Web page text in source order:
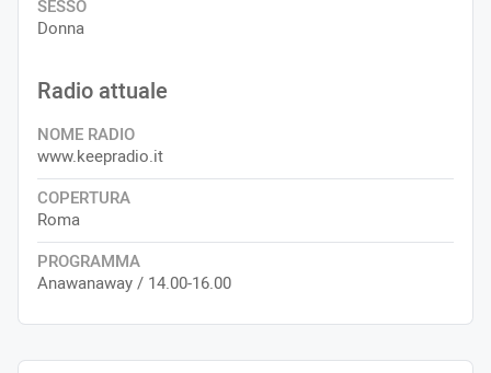
SESSO
Donna
Radio attuale
NOME RADIO
www.keepradio.it
COPERTURA
Roma
PROGRAMMA
Anawanaway / 14.00-16.00